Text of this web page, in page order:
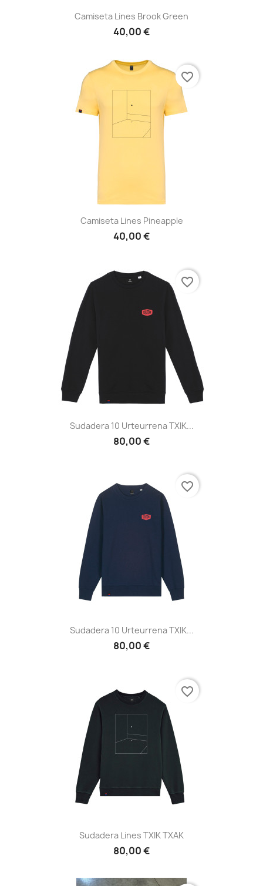
Camiseta Lines Brook Green
40,00 €
Camiseta Lines Pineapple
40,00 €
favorite_border
Sudadera 10 Urteurrena TXIK...
80,00 €
favorite_border
Sudadera 10 Urteurrena TXIK...
80,00 €
favorite_border
Sudadera Lines TXIK TXAK
80,00 €
favorite_border